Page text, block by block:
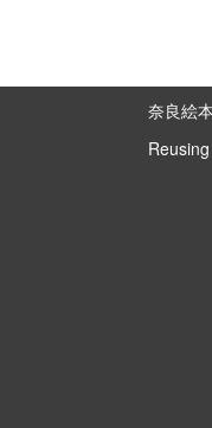
奈良絵